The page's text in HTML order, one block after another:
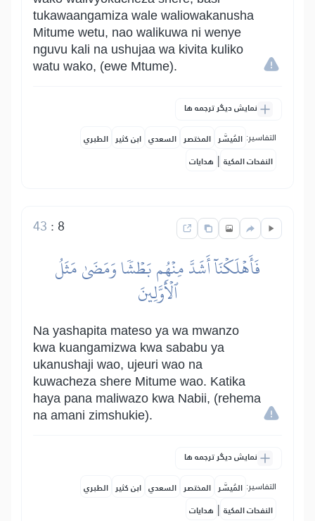
tukawaangamiza wale waliowakanusha
Mitume wetu, nao walikuwa ni wenye
nguvu kali na ushujaa wa kivita kuliko
watu wako, (ewe Mtume).
نمایش دیگر ترجمه ها
التفاسير: المُيسَّر المختصر السعدي ابن كثير الطبري
النفحات المكية | هدايات
8
:
43
فَأَهۡلَكۡنَآ أَشَدَّ مِنۡهُم بَطۡشٗا وَمَضَىٰ مَثَلُ
ٱلۡأَوَّلِينَ
Na yashapita mateso ya wa mwanzo
kwa kuangamizwa kwa sababu ya
ukanushaji wao, ujeuri wao na
kuwacheza shere Mitume wao. Katika
haya pana maliwazo kwa Nabii, (rehema
na amani zimshukie).
نمایش دیگر ترجمه ها
التفاسير: المُيسَّر المختصر السعدي ابن كثير الطبري
النفحات المكية | هدايات